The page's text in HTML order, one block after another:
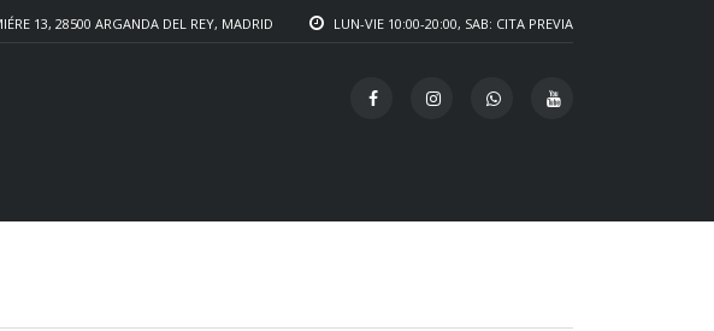
LUN-VIE 10:00-20:00, SAB: CITA PREVIA
13, 28500 ARGANDA DEL REY, MADRID